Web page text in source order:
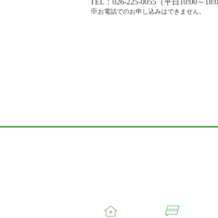
TEL：026-225-0055（平日10:00～
※ お電話でのお申し込みはできません。